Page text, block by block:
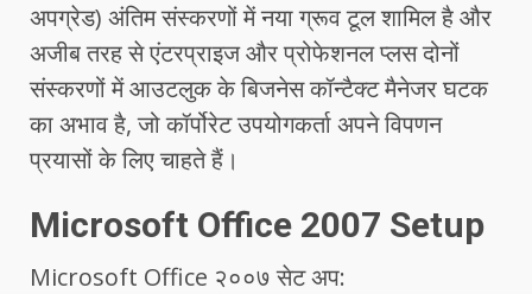
अपग्रेड) अंतिम संस्करणों में नया ग्रूव टूल शामिल है और
अजीब तरह से एंटरप्राइज और प्रोफेशनल प्लस दोनों
संस्करणों में आउटलुक के बिजनेस कॉन्टैक्ट मैनेजर घटक
का अभाव है, जो कॉर्पोरेट उपयोगकर्ता अपने विपणन
प्रयासों के लिए चाहते हैं।
Microsoft Office 2007 Setup
Microsoft Office २००७ सेट अप: